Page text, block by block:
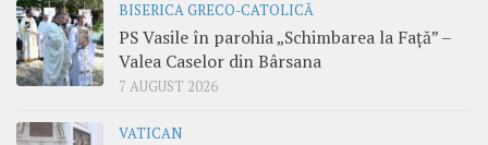
BISERICA GRECO-CATOLICĂ
PS Vasile în parohia „Schimbarea la Față” –
Valea Caselor din Bârsana
7 AUGUST 2026
VATICAN